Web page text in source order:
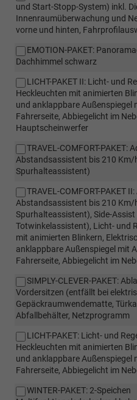
und Start-Stopp-System) inkl.
Innenraumüberwachung und
vorne und hinten,
EMOTION-PAKET:
Dachhimmel schwarz
LICHT-PAKET II: Licht- und
Heckleuchten mit animierten
und anklappbare
Fahrerseite, Abbiegelicht im
Hauptscheinwerfer
TRAVEL-COMFORT-PAKET:
Abstandsassistent bis 210 Km/
Spurhalteassistent)
TRAVEL-COMFORT-PAKET
Abstandsassistent bis 210 Km/
Spurhalteassistent), Side-
Totwinkelassistent), Licht- und
mit animierten Blinkern,
anklappbare Außenspiegel mit
Fahrerseite, Abbiegelicht im
SIMPLY-CLEVER-PAKET:
Vordersitzen (entfällt bei
Gepäckraumwendematte,
Abfallbehälter, Netzprogramm
LICHT-PAKET: Licht- und
Heckleuchten mit animierten
und anklappbare
Fahrerseite, Abbiegelicht im
WINTER-PAKET: 2-Speichen